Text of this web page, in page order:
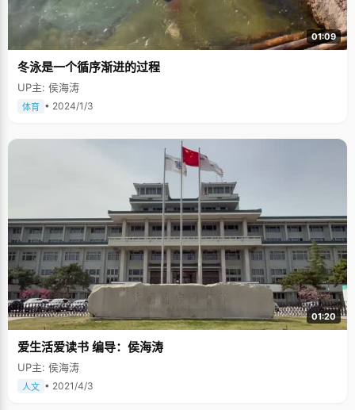
01:09
冬泳是一个循序渐进的过程
UP主: 侯海涛
体育 • 2024/1/3
01:20
爱生活爱读书 编导：侯海涛
UP主: 侯海涛
人文 • 2021/4/3